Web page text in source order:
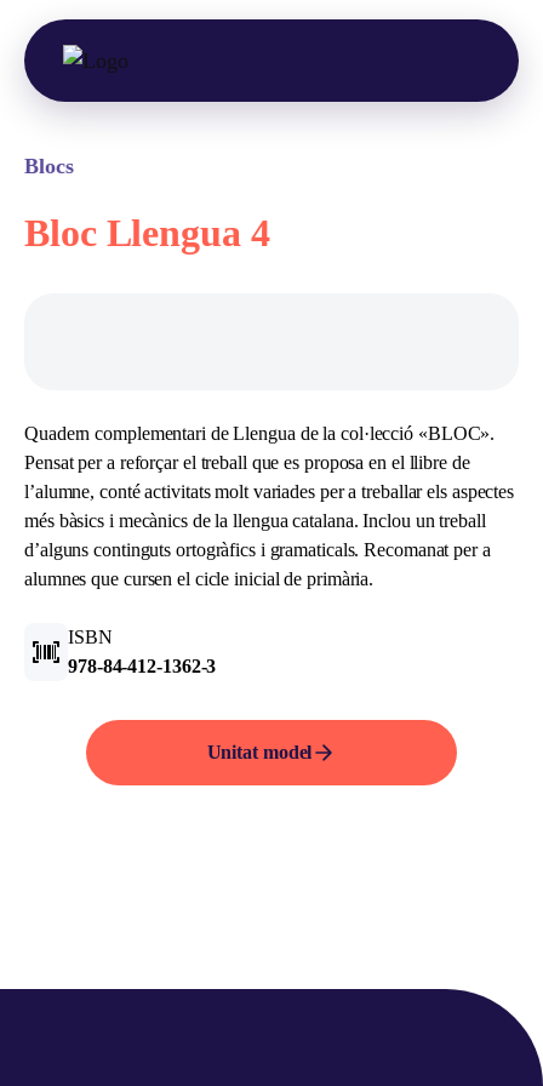
Blocs
Bloc Llengua 4
Quadern complementari de Llengua de la col·lecció «BLOC».
Pensat per a reforçar el treball que es proposa en el llibre de
l’alumne, conté activitats molt variades per a treballar els aspectes
més bàsics i mecànics de la llengua catalana. Inclou un treball
d’alguns continguts ortogràfics i gramaticals. Recomanat per a
alumnes que cursen el cicle inicial de primària.
ISBN
978-84-412-1362-3
Unitat model